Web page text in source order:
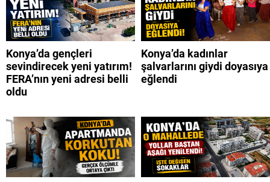
Konya’da gençleri
sevindirecek yeni yatırım!
FERA’nın yeni adresi belli
oldu
Konya’da kadınlar
şalvarlarını giydi doyasıya
eğlendi